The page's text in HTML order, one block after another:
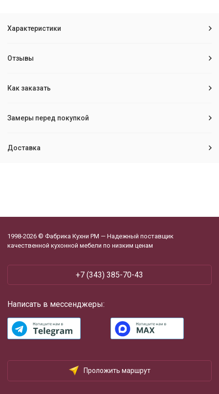
Характеристики
Отзывы
Как заказать
Замеры перед покупкой
Доставка
1998-2026 © Фабрика Кухни РМ — Надежный поставщик
качественной кухонной мебели по низким ценам
+7 (343) 385-70-43
Написать в мессенджеры:
Проложить маршрут